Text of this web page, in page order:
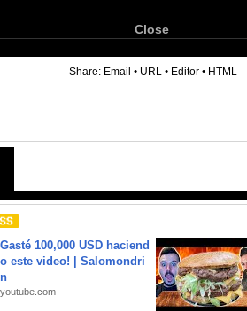
Close
Share: Email • URL • Editor • HTML
Gasté 100,000 USD haciend
o este video! | Salomondri
n
youtube.com